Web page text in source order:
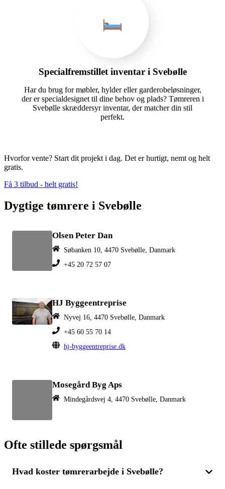
Specialfremstillet inventar i Svebølle
Har du brug for møbler, hylder eller garderobeløsninger,
der er specialdesignet til dine behov og plads? Tømreren i
Svebølle skræddersyr inventar, der matcher din stil
perfekt.
Hvorfor vente? Start dit projekt i dag. Det er hurtigt, nemt og helt
gratis.
Få 3 tilbud - helt gratis!
Dygtige tømrere i Svebølle
Olsen Peter Dan
Søbanken 10, 4470 Svebølle, Danmark
+45 20 72 57 07
HJ Byggeentreprise
Nyvej 16, 4470 Svebølle, Danmark
+45 60 55 70 14
hj-byggeentreprise.dk
Mosegård Byg Aps
Mindegårdsvej 4, 4470 Svebølle, Danmark
Ofte stillede spørgsmål
Hvad koster tømrerarbejde i Svebølle?